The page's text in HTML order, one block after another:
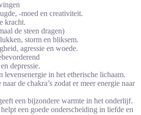
-moed en creativiteit.
kracht.
de steen dragen)
storm en bliksem.
agressie en woede.
depressie.
levensenergie in het etherische lichaam.
de chakra’s zodat er meer energie naar
een bijzondere warmte in het onderlijf.
een goede onderscheiding in liefde en